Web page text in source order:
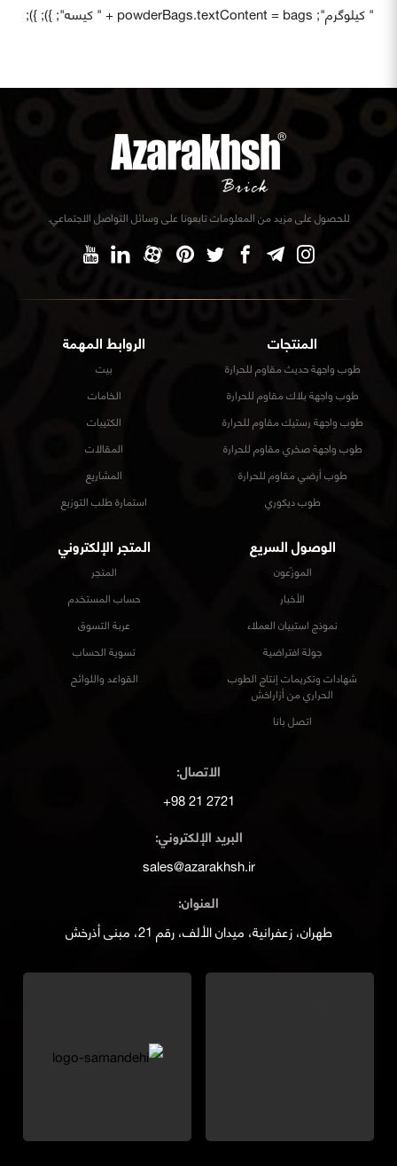
" کیلوگرم"; powderBags.textContent = bags + " کیسه"; }); });
المنتجات
طوب واجهة حديث مقاوم للحرارة
طوب واجهة بلاك مقاوم للحرارة
طوب واجهة رستيك مقاوم للحرارة
طوب واجهة صخري مقاوم للحرارة
طوب أرضي مقاوم للحرارة
طوب ديكوري
الروابط المهمة
بيت
الخامات
الكتيبات
المقالات
المشاريع
استمارة طلب التوزيع
للحصول على مزيد من المعلومات تابعونا على وسائل التواصل الاجتماعي.
الوصول السريع
الموزّعون
الأخبار
نموذج استبيان العملاء
جولة افتراضية
شهادات وتكريمات إنتاج الطوب
الحراري من أزاراخش
اتصل بانا
المتجر الإلكتروني
المتجر
حساب المستخدم
عربة التسوق
تسوية الحساب
القواعد واللوائح
الاتصال:
2721 21 98+
البريد الإلكتروني:
sales@azarakhsh.ir
العنوان:
طهران، زعفرانية، ميدان الألف، رقم 21، مبنى أذرخش